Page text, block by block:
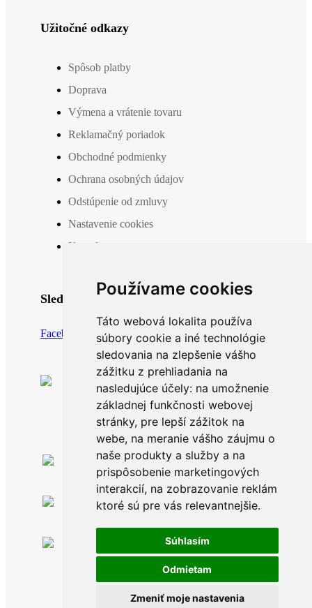
Používame cookies
Táto webová lokalita používa
súbory cookie a iné technológie
sledovania na zlepšenie vášho
zážitku z prehliadania na
nasledujúce účely: na umožnenie
základnej funkčnosti webovej
stránky, pre lepší zážitok na
webe, na meranie vášho záujmu o
naše produkty a služby a na
prispôsobenie marketingových
interakcií, na zobrazovanie reklám
ktoré sú pre vás relevantnejšie.
Súhlasím
Odmietam
Zmeniť moje nastavenia
Užitočné odkazy
Spôsob platby
Doprava
Výmena a vrátenie tovaru
Reklamačný poriadok
Obchodné podmienky
Ochrana osobných údajov
Odstúpenie od zmluvy
Nastavenie cookies
Kontakt
Sledujte nás
Facebook Instagram
Po-Pia: 8.00 -16.00
0911 999 361
Po-Pia: 8.00 -16.00
info@topankaren.sk
Povina 198